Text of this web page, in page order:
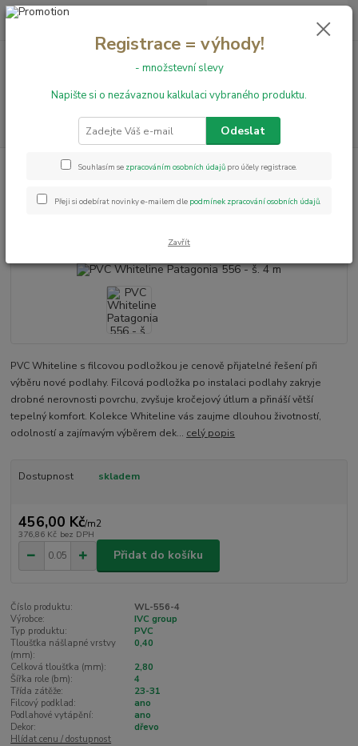
+420 731 199 591 0,00 Kč
PVC podlahy PVC Whiteline Patagonia 556 - š. 4 m
PVC Whiteline Patagonia 556 - š.
PVC Whiteline s filcovou podložkou je cenově přijatelné řešení při
výběru nové podlahy. Filcová podložka po instalaci podlahy zakryje
drobné nerovnosti povrchu, zvyšuje kročejový útlum a přináší větší
tepelný komfort. Kolekce Whiteline vás zaujme dlouhou životností,
odolností a zajímavým výběrem dek... celý popis
Dostupnost skladem
456,00 Kč/m2
376,86 Kč bez DPH
Přidat do košíku
Číslo produktu:
WL-556-4
Výrobce:
IVC group
Typ produktu:
PVC
Tloušťka nášlapné vrstvy
(mm):
0,40
Celková tloušťka (mm):
2,80
Šířka role (bm):
4
Třída zátěže:
23-31
Filcový podklad:
ano
Podlahové vytápění:
ano
Dekor:
dřevo
Hlídat cenu / dostupnost
Registrace = výhody!
- množstevní slevy
Napište si o nezávaznou kalkulaci vybraného produktu.
Odeslat
Souhlasím se zpracováním osobních údajů pro účely registrace.
Přeji si odebírat novinky e-mailem dle podmínek zpracování osobních údajů.
Zavřít